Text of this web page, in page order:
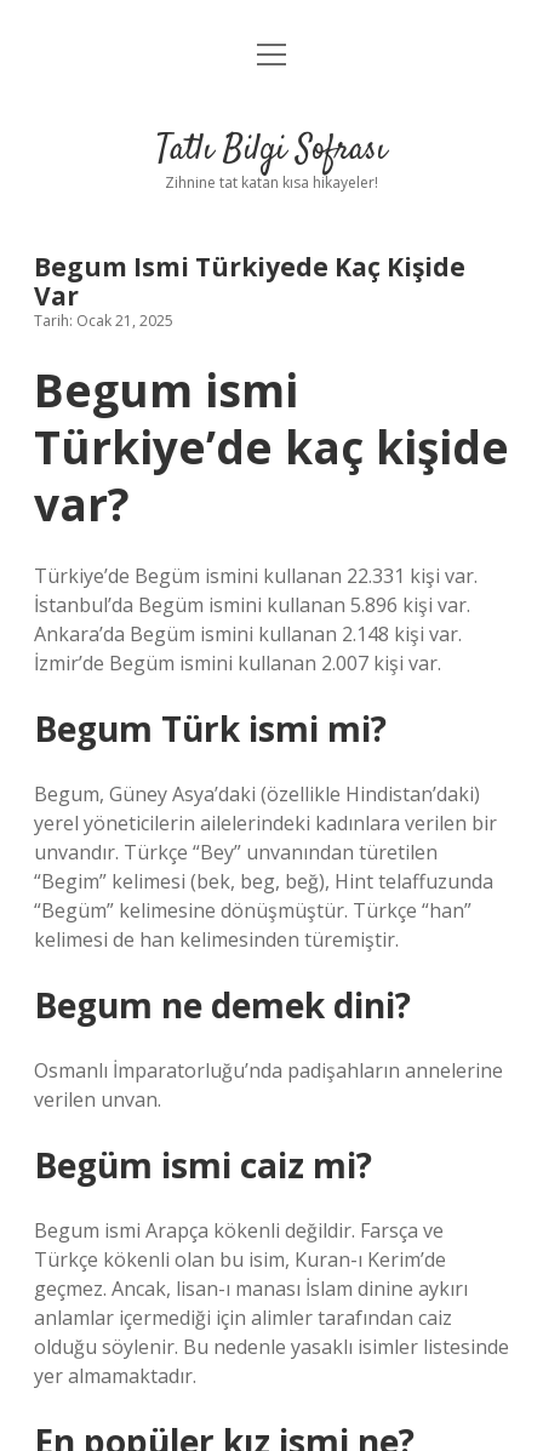
Anasayfa
Yasal Uyarı
menüyü
Tatlı Bilgi Sofrası
Zihnine tat katan kısa hikayeler!
Begum Ismi Türkiyede Kaç Kişide
Var
Tarih: Ocak 21, 2025
Begum ismi
Türkiye’de kaç kişide
var?
Türkiye’de Begüm ismini kullanan 22.331 kişi var.
İstanbul’da Begüm ismini kullanan 5.896 kişi var.
Ankara’da Begüm ismini kullanan 2.148 kişi var.
İzmir’de Begüm ismini kullanan 2.007 kişi var.
Begum Türk ismi mi?
Begum, Güney Asya’daki (özellikle Hindistan’daki)
yerel yöneticilerin ailelerindeki kadınlara verilen bir
unvandır. Türkçe “Bey” unvanından türetilen
“Begim” kelimesi (bek, beg, beğ), Hint telaffuzunda
“Begüm” kelimesine dönüşmüştür. Türkçe “han”
kelimesi de han kelimesinden türemiştir.
Begum ne demek dini?
Osmanlı İmparatorluğu’nda padişahların annelerine
verilen unvan.
Begüm ismi caiz mi?
Begum ismi Arapça kökenli değildir. Farsça ve
Türkçe kökenli olan bu isim, Kuran-ı Kerim’de
geçmez. Ancak, lisan-ı manası İslam dinine aykırı
anlamlar içermediği için alimler tarafından caiz
olduğu söylenir. Bu nedenle yasaklı isimler listesinde
yer almamaktadır.
En popüler kız ismi ne?